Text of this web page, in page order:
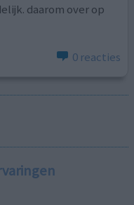
daarom over op
0 reacties